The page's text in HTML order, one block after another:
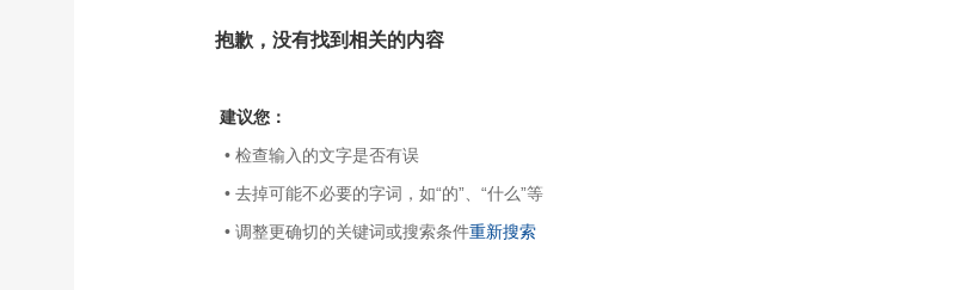
抱歉，没有找到相关的内容
建议您：
• 检查输入的文字是否有误
• 去掉可能不必要的字词，如“的”、“什么”等
• 调整更确切的关键词或搜索条件重新搜索